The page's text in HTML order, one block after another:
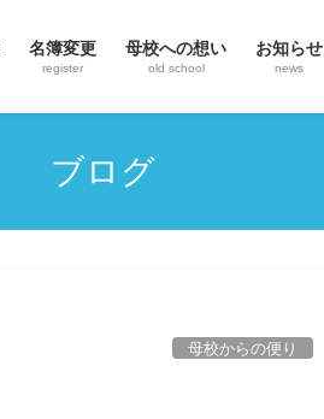
名簿変更
register
母校への想い
old school
お知らせ
news
ブログ
母校からの便り